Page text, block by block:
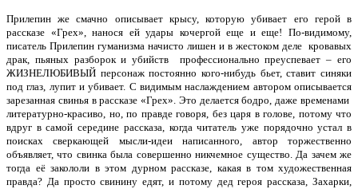
Прилепин же смачно описывает крысу, которую убивает его герой в
рассказе «Грех», нанося ей удары кочергой еще и еще! По-видимому,
писатель Прилепин гуманизма начисто лишен и в жестоком деле кровавых
драк, пьяных разборок и убийств профессионально преуспевает – его
ЖИЗНЕЛЮБИВЫЙ персонаж постоянно кого-нибудь бьет, ставит синяки
под глаз, лупит и убивает. С видимым наслаждением автором описывается
зарезанная свинья в рассказе «Грех». Это делается бодро, даже временами
литературно-красиво, но, по правде говоря, без царя в голове, потому что
вдруг в самой середине рассказа, когда читатель уже порядочно устал в
поисках сверкающей мысли-идеи написанного, автор торжественно
объявляет, что свинка была совершенно никчемное существо. Да зачем же
тогда её закололи в этом дурном рассказе, какая в том художественная
правда? Да просто свинину едят, и потому дед героя рассказа, Захарки,